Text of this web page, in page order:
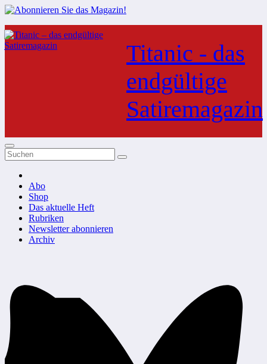
Zum
Inhalt
springen
Titanic - das
endgültige
Satiremagazin
Abo
Shop
Das aktuelle Heft
Rubriken
Newsletter abonnieren
Archiv